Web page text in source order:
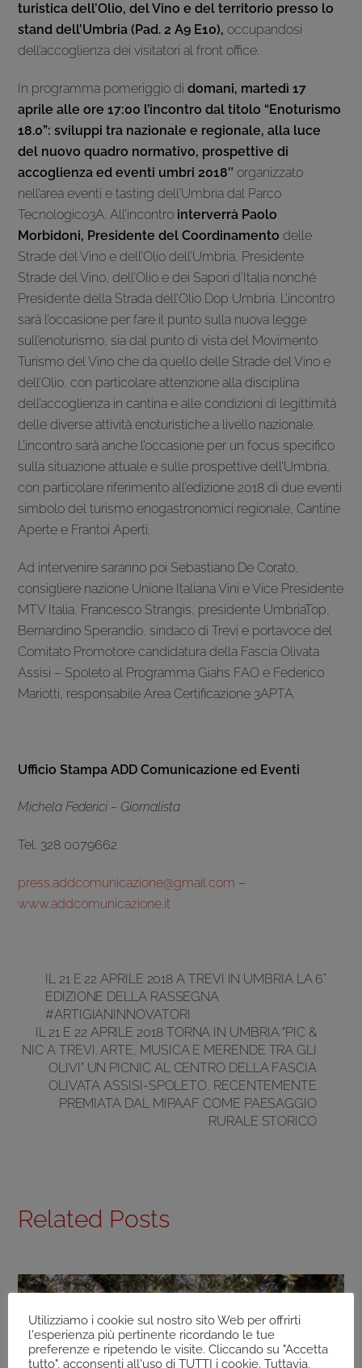
turistica dell’Olio, del Vino e del territorio presso lo
stand dell’Umbria (Pad. 2 A9 E10), occupandosi
dell’accoglienza dei visitatori al front office.
In programma pomeriggio didomani, martedì 17
aprile alle ore 17:00 l’incontro dal titolo “Enoturismo
18.0”: sviluppi tra nazionale e regionale, alla luce
del nuovo quadro normativo, prospettive di
accoglienza ed eventi umbri 2018″ organizzato
nell’area eventi e tasting dell’Umbria dal Parco
Tecnologico3A. All’incontro interverrà Paolo
Morbidoni, Presidente del Coordinamento delle
Strade del Vino e dell’Olio dell’Umbria, Presidente
Strade del Vino, dell’Olio e dei Sapori d’Italia nonché
Presidente della Strada dell’Olio Dop Umbria. L’incontro
sarà l’occasione per fare il punto sulla nuova legge
sull’enoturismo, sia dal punto di vista del Movimento
Turismo del Vino che da quello delle Strade del Vino e
dell’Olio, con particolare attenzione alla disciplina
dell’accoglienza in cantina e alle condizioni di legittimità
delle diverse attività enoturistiche a livello nazionale.
L’incontro sarà anche l’occasione per un focus specifico
sulla situazione attuale e sulle prospettive dell’Umbria,
con particolare riferimento all’edizione 2018 di due eventi
simbolo del turismo enogastronomici regionale, Cantine
Aperte e Frantoi Aperti.
Ad intervenire saranno poi Sebastiano De Corato,
consigliere nazione Unione Italiana Vini e Vice Presidente
MTV Italia, Francesco Strangis, presidente UmbriaTop,
Bernardino Sperandio, sindaco di Trevi e portavoce del
Comitato Promotore candidatura della Fascia Olivata
Assisi – Spoleto al Programma Giahs FAO e Federico
Mariotti, responsabile Area Certificazione 3APTA.
Ufficio Stampa ADD Comunicazione ed Eventi
Michela Federici – Giornalista
Tel. 328 0079662
press.addcomunicazione@gmail.com –
www.addcomunicazione.it
IL 21 E 22 APRILE 2018 A TREVI IN UMBRIA LA 6°
EDIZIONE DELLA RASSEGNA
#ARTIGIANINNOVATORI
IL 21 E 22 APRILE 2018 TORNA IN UMBRIA “PIC &
NIC A TREVI. ARTE, MUSICA E MERENDE TRA GLI
OLIVI” UN PICNIC AL CENTRO DELLA FASCIA
OLIVATA ASSISI-SPOLETO, RECENTEMENTE
PREMIATA DAL MIPAAF COME PAESAGGIO
RURALE STORICO
Related Posts
Utilizziamo i cookie sul nostro sito Web per offrirti
l'esperienza più pertinente ricordando le tue
preferenze e ripetendo le visite. Cliccando su "Accetta
tutto", acconsenti all'uso di TUTTI i cookie. Tuttavia,